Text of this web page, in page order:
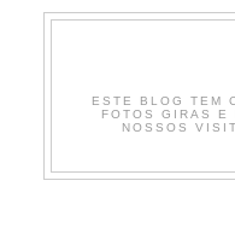
ESTE BLOG TEM
FOTOS GIRAS E
NOSSOS